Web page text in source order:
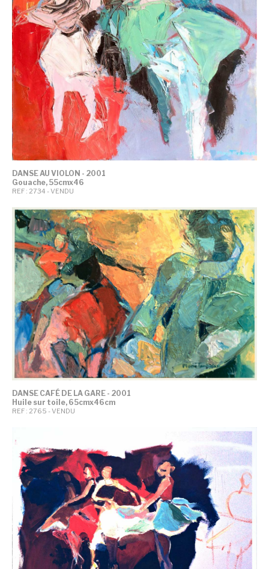
DANSE AU VIOLON - 2001
Gouache, 55cmx46
REF : 2734 - VENDU
DANSE CAFÉ DE LA GARE - 2001
Huile sur toile, 65cmx46cm
REF : 2765 - VENDU